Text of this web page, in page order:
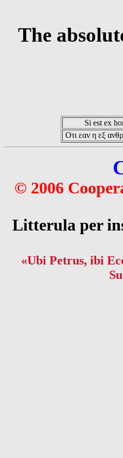
The
Si est ex
Οτι εαν η εξ
© 2006
Litterula per
«Ubi Petrus, ibi